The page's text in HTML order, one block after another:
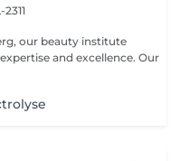
our beauty institute
and excellence. Our